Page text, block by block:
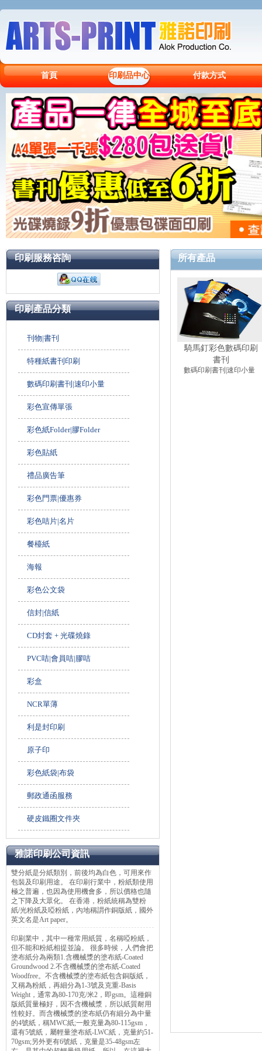
首頁 印刷品中心 付款方式
刊物|書刊
特種紙書刊印刷
數碼印刷書刊|速印小量
彩色宣傳單張
彩色紙Folder|膠Folder
彩色貼紙
禮品廣告筆
彩色門票|優惠券
彩色咭片|名片
餐檯紙
海報
彩色公文袋
信封|信紙
CD封套 + 光碟燒錄
PVC咭|會員咭|膠咭
彩盒
NCR單薄
利是封印刷
原子印
彩色紙袋|布袋
郵政通函服務
硬皮鐵圈文件夾
印刷產品分類
印刷服務咨詢
雅諾印刷公司資訊
雙分紙是分紙類別，前後均為白色，可用來作
包裝及印刷用途。 在印刷行業中，粉紙類使用
極之普遍，也因為使用機會多，所以價格也隨
之下降及大眾化。 在香港，粉紙統稱為雙粉
紙/光粉紙及啞粉紙，內地稱謂作銅版紙，國外
英文名是Art paper。
印刷業中，其中一種常用紙質，名稱啞粉紙，
但不能和粉紙相提並論。 很多時候，人們會把
塗布紙分為兩類1.含機械漿的塗布紙-Coated
Groundwood 2.不含機械漿的塗布紙-Coated
Woodfree。不含機械漿的塗布紙包含銅版紙，
又稱為粉紙，再細分為1-3號及克重-Basis
Weight，通常為80-170克/米2，即gsm。這種銅
版紙質量極好，因不含機械漿，所以紙質耐用
性較好。而含機械漿的塗布紙仍有細分為中量
的4號紙，稱MWC紙;一般克量為80-115gsm，
還有5號紙，屬輕量塗布紙-LWC紙，克量約51-
70gsm;另外更有6號紙，克量是35-48gsm左
所有產品
騎馬釘彩色數碼印刷
書刊
數碼印刷書刊|速印小量